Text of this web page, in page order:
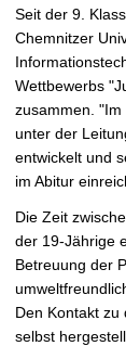
Seit der 9.
Chemnitzer
Wettbewerbs
zusammen. "Im
unter der
entwickelt und
im Abitur
Die Zeit
der 19-Jährige
Betreuung der
Den Kontakt zu
selbst